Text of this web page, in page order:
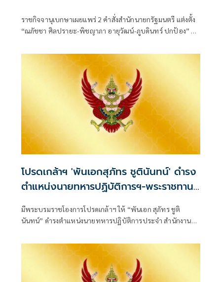
ราชกิจจานุเบกษาเผยแพร่ 2 คำสั่งสำนักนายกรัฐมนตรี แต่งตั้ง
“ณภัชชา ศิลปรายะ-พิชญาภา อายุวัฒน์-ภูบดินทร์ ปกป้อง” นั่ง
รัฐมนตรี มีผลตั้งแต่ 27 ก
โปรดเกล้าฯ 'พันเอกสุภัทร ชูตินันทน์' ดำรง
ตำแหน่งนายทหารปฏิบัติการฯ-พระราชทาน
มีพระบรมราชโองการโปรดเกล้าฯ ให้ “พันเอก สุภัทร ชูติ
นันทน์” ดำรงตำแหน่งนายทหารปฏิบัติการประจำ สำนักงาน